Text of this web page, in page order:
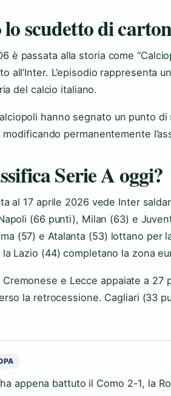
scudetto di
è passata alla storia come
all’Inter. L’episodio rappresenta
del calcio italiano.
hanno segnato un punto
permanentemente
Serie A oggi?
al 17 aprile 2026 vede Inter
(66 punti), Milan (63) e
(57) e Atalanta (53) lottano per
Lazio (44) completano la zona
e Lecce appaiate a 27
la retrocessione. Cagliari (33
appena battuto il Como 2-1, la